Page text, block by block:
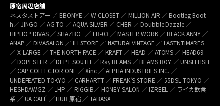
原宿周辺店舗
ネスタストアー ／ EBONYE ／ W CLOSET ／ MILLION AIR ／ Bootleg Boot
h／ JINGO ／ AGITO ／ AQUA SILVER ／ CHER ／ Doubble Dazzle ／
HIPHOP DIVAS ／ SHAZBOT ／ LB-03 ／ MASTER WORK ／ BLACK ANNY ／
ANAP ／ DIVASALON ／ ILLSTORE ／ NATURALVINTAGE ／ LASTNTIMARES
／ X-LARGE ／ THE NORTH FACE ／ KRAFT ／ HEAD ／ ATOMS ／ HEAD69
／ DOPESTER ／ DEPT SOUTH ／ Ray BEAMS ／ BEAMS BOY ／ UNSELTISH
／ CAP COLLECTOR ONE ／ Xinc ／ ALPHA INDUSTRIES INC. ／
UNDEFEATED TOKYO ／ CARHARTT ／ FREAK’S STORE ／ 55DSL TOKYO ／
HESHDAWGZ ／ LHP ／ RIGGIB／ HONEY SALON ／ IZREEL ／ ライカ飲食
系 ／ UA CAFÉ ／ HUB 原宿 ／ TABASA